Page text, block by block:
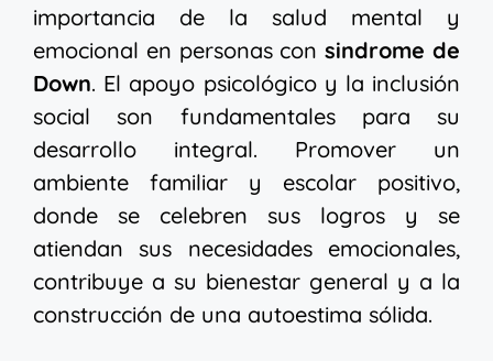
importancia de la salud mental y
emocional en personas consindrome de
Down. El apoyo psicológico y la inclusión
social son fundamentales para su
desarrollo integral. Promover un
ambiente familiar y escolar positivo,
donde se celebren sus logros y se
atiendan sus necesidades emocionales,
contribuye a su bienestar general y a la
construcción de una autoestima sólida.